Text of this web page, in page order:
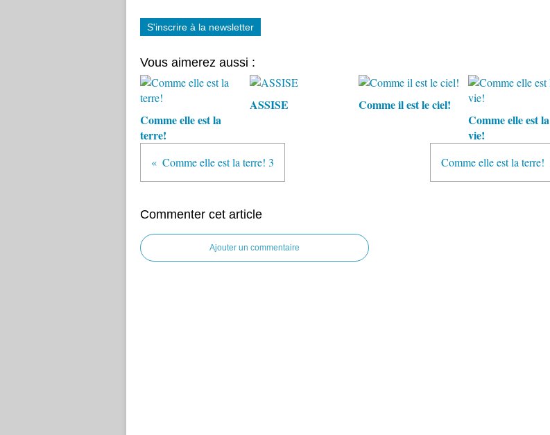
S'inscrire à la newsletter
Vous aimerez aussi :
Comme elle est la
terre!
ASSISE
Comme il est le ciel!
Comme elle est la
vie!
Comme elle est la terre! 3 Comme elle est la terre!
Commenter cet article
Ajouter un commentaire